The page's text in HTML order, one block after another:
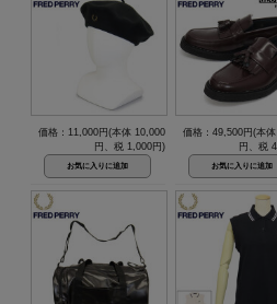
価格：11,000円(本体 10,000
円、税 1,000円)
価格：49,500円(本
円、税